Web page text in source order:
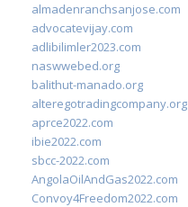
almadenranchsanjose.com
advocatevijay.com
adlibilimler2023.com
naswwebed.org
balithut-manado.org
alteregotradingcompany.org
aprce2022.com
ibie2022.com
sbcc-2022.com
AngolaOilAndGas2022.com
Convoy4Freedom2022.com